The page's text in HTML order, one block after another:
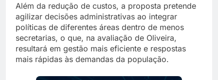
Além da redução de custos, a proposta pretende
agilizar decisões administrativas ao integrar
políticas de diferentes áreas dentro de menos
secretarias, o que, na avaliação de Oliveira,
resultará em gestão mais eficiente e respostas
mais rápidas às demandas da população.